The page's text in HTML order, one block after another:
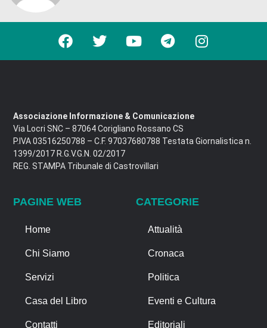
Associazione Informazione & Comunicazione
Via Locri SNC – 87064 Corigliano Rossano CS
P.IVA 03516250788 – C.F. 97037680788 Testata Giornalistica n.
1399/2017 R.G.V.G.N. 02/2017
REG. STAMPA Tribunale di Castrovillari
PAGINE WEB
Home
Chi Siamo
Servizi
Casa del Libro
Contatti
CATEGORIE
Attualità
Cronaca
Politica
Eventi e Cultura
Editoriali